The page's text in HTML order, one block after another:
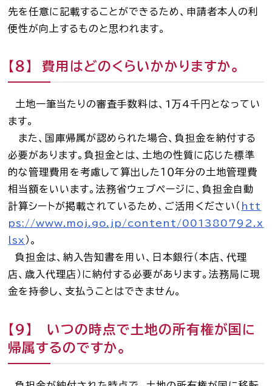
先を任意に記載することができるため、申請者本人の利
便性が向上するものと思われます。
【８】 費用はどのくらいかかりますか。
土地一筆当たりの審査手数料は、1万4千円となってい
ます。
また、国庫帰属が認められた場合、負担金を納付する
必要があります。負担金とは、土地の性質に応じた標準
的な管理費用を考慮して算出した１０年分の土地管理費
相当額をいいます。法務省ウェブページに、負担金自動
計算シートが掲載されているため、ご活用ください（ htt
ps://www.moj.go.jp/content/001380792.x
lsx ）。
負担金は、納入告知書を用い、日本銀行（本店、代理
店、歳入代理店）に納付する必要があります。法務局に現
金を持参し、支払うことはできません。
【９】 いつの時点で土地の所有権が国に
帰属するのですか。